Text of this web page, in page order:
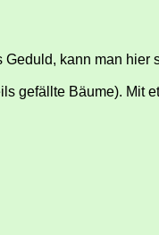
kann man
gefällte Bäume). Mit